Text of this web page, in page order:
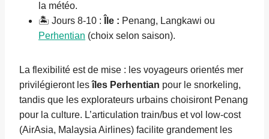
la météo.
🏝️ Jours 8-10 :
Île : Penang, Langkawi ou
Perhentian (choix selon saison).
La flexibilité est de mise : les voyageurs orientés mer
privilégieront lesîles Perhentian pour le snorkeling,
tandis que les explorateurs urbains choisiront Penang
pour la culture. L’articulation train/bus et vol low-cost
(AirAsia, Malaysia Airlines) facilite grandement les